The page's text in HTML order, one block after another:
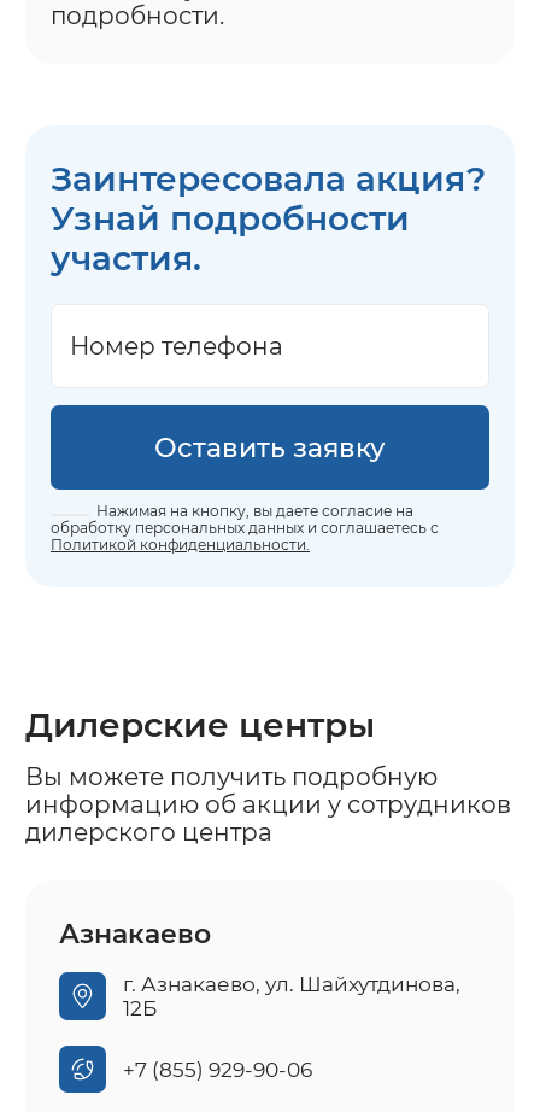
подробности.
Заинтересовала акция?
Узнай подробности
участия.
Оставить заявку
Нажимая на кнопку, вы даете согласие на
обработку персональных данных и соглашаетесь с
Политикой конфиденциальности.
Дилерские центры
Вы можете получить подробную
информацию об акции у сотрудников
дилерского центра
Азнакаево
г. Азнакаево, ул. Шайхутдинова,
12Б
+7 (855) 929-90-06